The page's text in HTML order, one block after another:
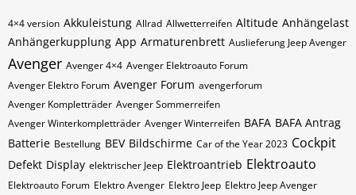
4×4 version Akkuleistung Allrad Allwetterreifen Altitude Anhängelast
Anhängerkupplung App Armaturenbrett Auslieferung Jeep Avenger
Avenger Avenger 4×4 Avenger Elektroauto Forum
Avenger Elektro Forum Avenger Forum avengerforum
Avenger Kompletträder Avenger Sommerreifen
Avenger Winterkompletträder Avenger Winterreifen BAFA BAFA Antrag
Batterie Bestellung BEV Bildschirme Car of the Year 2023 Cockpit
Defekt Display elektrischer Jeep Elektroantrieb Elektroauto
Elektroauto Forum Elektro Avenger Elektro Jeep Elektro Jeep Avenger